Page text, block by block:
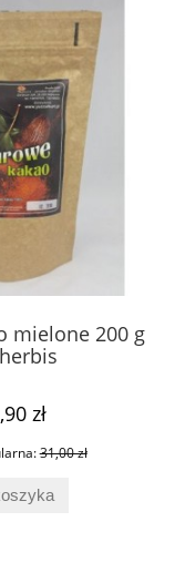
mielone 200 g
zł
31,00 zł